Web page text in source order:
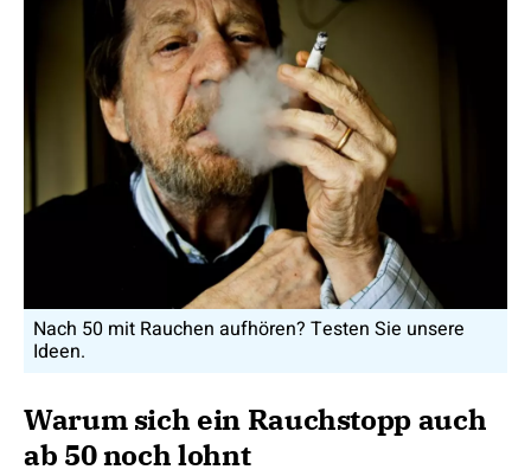
Nach 50 mit Rauchen aufhören? Testen Sie unsere
Ideen.
Warum sich ein Rauchstopp auch
ab 50 noch lohnt